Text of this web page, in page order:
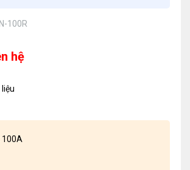
100R
hệ
100A